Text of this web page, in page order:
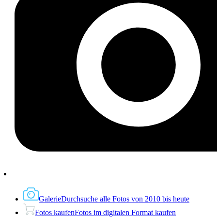
GalerieDurchsuche alle Fotos von 2010 bis heute
Fotos kaufenFotos im digitalen Format kaufen